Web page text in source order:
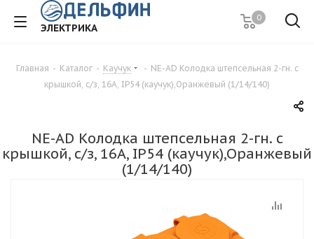
ЭЛЕКТРИКА
0
Главная - Каталог - Каучук - NE-AD Колодка штепсельная 2-гн. с
крышкой, с/з, 16А, IP54 (каучук),Оранжевый (1/14/140)
NE-AD Колодка штепсельная 2-гн. с
крышкой, с/з, 16А, IP54 (каучук),Оранжевый
(1/14/140)